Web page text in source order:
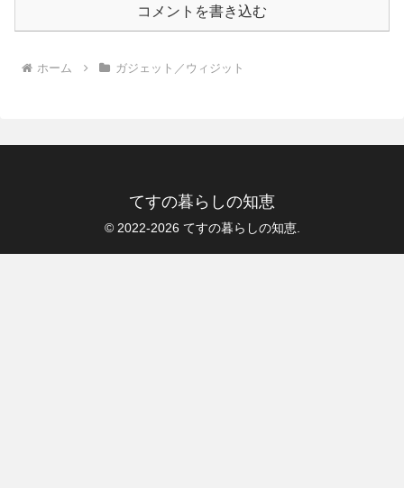
コメントを書き込む
ホーム ガジェット／ウィジット
てすの暮らしの知恵
© 2022-2026 てすの暮らしの知恵.